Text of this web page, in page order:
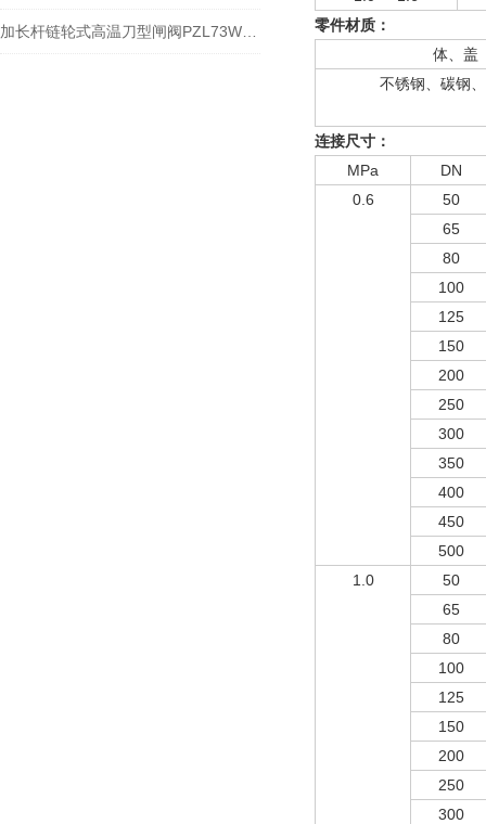
零件材质：
体、盖
不锈钢、碳钢
连接尺寸：
MPa
DN
0.6
50
65
80
100
125
150
200
250
300
350
400
450
500
1.0
50
65
80
100
125
150
200
250
300